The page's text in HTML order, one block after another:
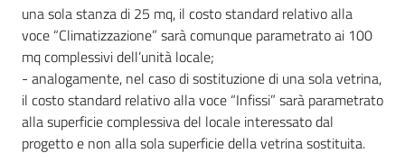
una sola stanza di 25 mq, il costo standard relativo alla
voce “Climatizzazione” sarà comunque parametrato ai 100
mq complessivi dell’unità locale;
- analogamente, nel caso di sostituzione di una sola vetrina,
il costo standard relativo alla voce “Infissi” sarà parametrato
alla superficie complessiva del locale interessato dal
progetto e non alla sola superficie della vetrina sostituita.